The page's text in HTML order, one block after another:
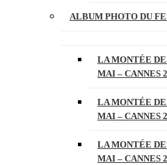
ALBUM PHOTO DU
LA MONTÉE
MAI – CANNES
LA MONTÉE
MAI – CANNES
LA MONTÉE
MAI – CANNES